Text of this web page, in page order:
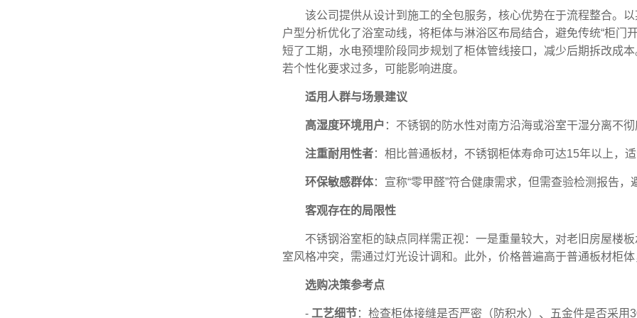
该公司提供从设计到施工的全包服务，核心优势在于流程整合。
户型分析优化了浴室动线，将柜体与淋浴区布局结合，避免传统“柜门
短了工期，水电预埋阶段同步规划了柜体管线接口，减少后期拆改成
若个性化要求过多，可能影响进度。
适用人群与场景建议
高湿度环境用户 ：不锈钢的防水性对南方沿海或浴室干湿分离不
注重耐用性者：相比普通板材，不锈钢柜体寿命可达15年以上，
环保敏感群体：宣称“零甲醛”符合健康需求，但需查验检测报告，
客观存在的局限性
不锈钢浴室柜的缺点同样需正视：一是重量较大，对老旧房屋楼
室风格冲突，需通过灯光设计调和。此外，价格普遍高于普通板材柜
选购决策参考点
- 工艺细节：检查柜体接缝是否严密（防积水）、五金件是否采用